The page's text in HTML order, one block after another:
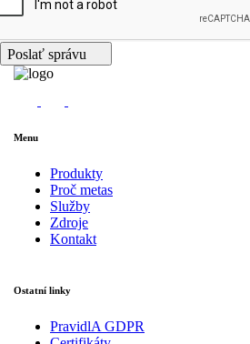
Poslať správu
Menu
Produkty
Proč metas
Služby
Zdroje
Kontakt
Ostatní linky
PravidlA GDPR